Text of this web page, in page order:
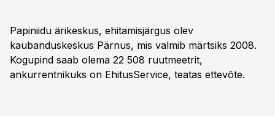
Papiniidu ärikeskus, ehitamisjärgus olev
kaubanduskeskus Pärnus, mis valmib märtsiks 2008.
Kogupind saab olema 22 508 ruutmeetrit,
ankurrentnikuks on EhitusService, teatas ettevõte.